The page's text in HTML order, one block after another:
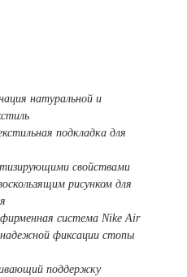
натуральной и
подкладка для
свойствами
рисунком для
система Nike Air
фиксации стопы
поддержку